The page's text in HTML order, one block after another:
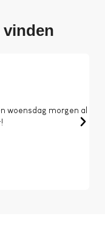
vinden
woensdag morgen al